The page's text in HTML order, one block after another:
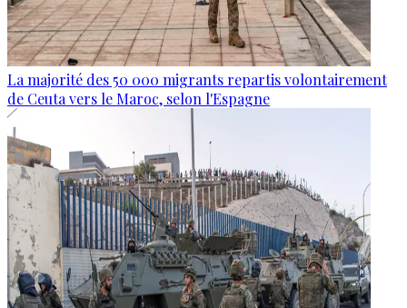
La majorité des 50 000 migrants repartis volontairement
de Ceuta vers le Maroc, selon l'Espagne